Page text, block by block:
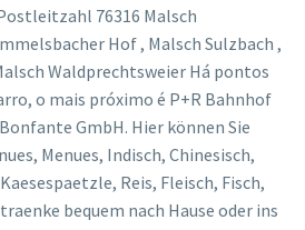
76316 Malsch
Hof , Malsch Sulzbach ,
Waldprechtsweier Há pontos
o mais próximo é P+R Bahnhof
GmbH. Hier können Sie
Menues, Indisch, Chinesisch,
Reis, Fleisch, Fisch,
bequem nach Hause oder ins